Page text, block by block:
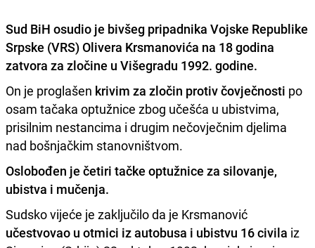
Sud BiH osudio je bivšeg pripadnika Vojske Republike
Srpske (VRS)Olivera Krsmanovića na 18 godina
zatvora za zločine u Višegradu 1992. godine.
On je proglašen krivim za zločin protiv čovječnosti po
osam tačaka optužnice zbog učešća u ubistvima,
prisilnim nestancima i drugim nečovječnim djelima
nad bošnjačkim stanovništvom.
Oslobođen je četiri tačke optužnice za silovanje,
ubistva i mučenja.
Sudsko vijeće je zaključilo da je Krsmanović
učestvovao u otmici iz autobusa i ubistvu 16 civila iz